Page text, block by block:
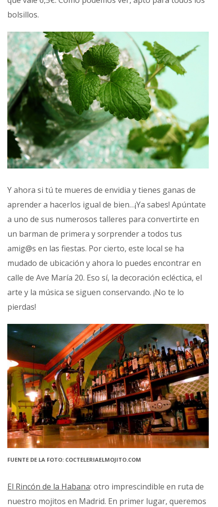
bolsillos.
Y ahora si tú te mueres de envidia y tienes ganas de
aprender a hacerlos igual de bien…¡Ya sabes! Apúntate
a uno de sus numerosos talleres para convertirte en
un barman de primera y sorprender a todos tus
amig@s en las fiestas. Por cierto, este local se ha
mudado de ubicación y ahora lo puedes encontrar en
calle de Ave María 20. Eso sí, la decoración ecléctica, el
arte y la música se siguen conservando. ¡No te lo
pierdas!
FUENTE DE LA FOTO: COCTELERIAELMOJITO.COM
El Rincón de la Habana: otro imprescindible en ruta de
nuestro mojitos en Madrid. En primer lugar, queremos